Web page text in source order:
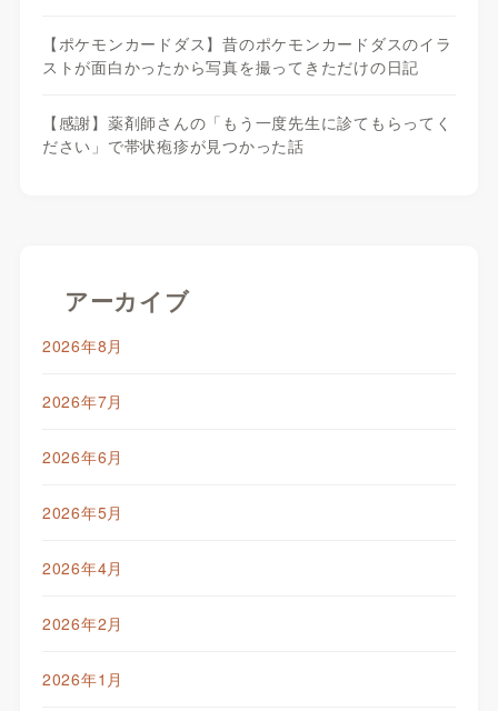
【ポケモンカードダス】昔のポケモンカードダスのイラ
ストが面白かったから写真を撮ってきただけの日記
【感謝】薬剤師さんの「もう一度先生に診てもらってく
ださい」で帯状疱疹が見つかった話
アーカイブ
2026年8月
2026年7月
2026年6月
2026年5月
2026年4月
2026年2月
2026年1月